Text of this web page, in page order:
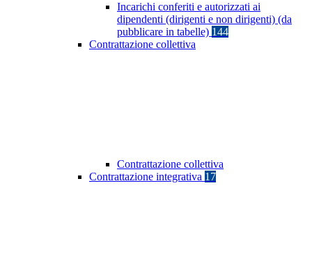
Incarichi conferiti e autorizzati ai
dipendenti (dirigenti e non dirigenti) (da
pubblicare in tabelle) 144
Contrattazione collettiva
Contrattazione collettiva
Contrattazione integrativa 17